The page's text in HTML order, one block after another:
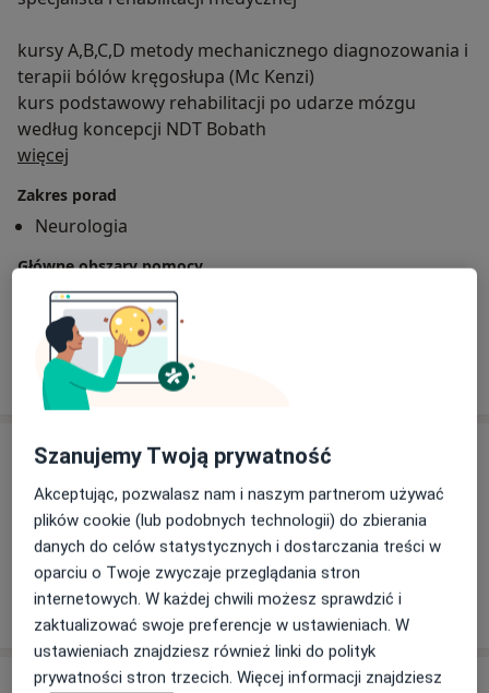
kursy A,B,C,D metody mechanicznego diagnozowania i
terapii bólów kręgosłupa (Mc Kenzi)
kurs podstawowy rehabilitacji po udarze mózgu
według koncepcji NDT Bobath
więcej
Zakres porad
Neurologia
Główne obszary pomocy
Choroby neurologiczne
Pokaż więcej
Usługi i ceny
Konsultacja neurologiczna
Szczegóły
W jaki sposób ustalane są ceny?
Adresy (4)
Szanujemy Twoją prywatność
Akceptując, pozwalasz nam i naszym partnerom używać
plików cookie (lub podobnych technologii) do zbierania
danych do celów statystycznych i dostarczania treści w
oparciu o Twoje zwyczaje przeglądania stron
internetowych. W każdej chwili możesz sprawdzić i
zaktualizować swoje preferencje w ustawieniach. W
ustawieniach znajdziesz również linki do polityk
prywatności stron trzecich. Więcej informacji znajdziesz